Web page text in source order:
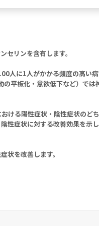
リンを含有します。
人に1人がかかる頻度の高い
平板化・意欲低下など）で
ける陽性症状・陰性症状のど
性症状に対する改善効果を示
を改善します。